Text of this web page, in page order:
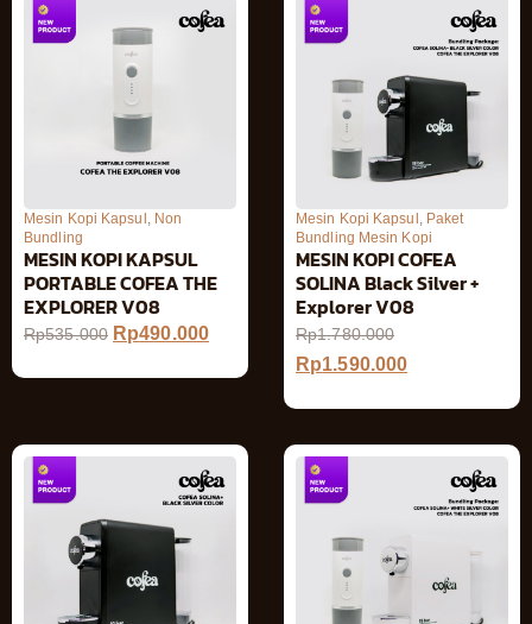
Mesin Kopi Kapsul , Non
Bundling
MESIN KOPI KAPSUL
PORTABLE COFEA THE
EXPLORER V08
Rp535.000 Rp490.000
Mesin Kopi Kapsul , Paket
Bundling Mesin Kopi
MESIN KOPI COFEA
SOLINA Black Silver +
Explorer V08
Rp1.780.000
Rp1.590.000